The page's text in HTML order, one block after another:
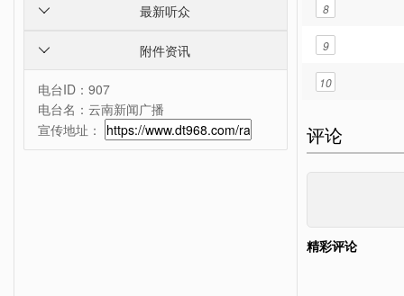
最新听众

附件资讯

电台ID：907
电台名：云南新闻广播
宣传地址：
8
9
10
评论
精彩评论